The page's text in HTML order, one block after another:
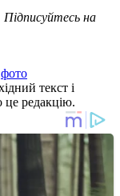
Підписуйтесь на
фото
текст і
це редакцію.